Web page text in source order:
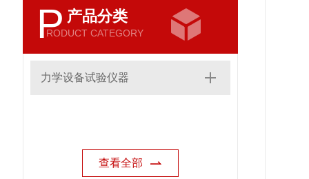
P 产品分类
RODUCT CATEGORY
力学设备试验仪器
查看全部